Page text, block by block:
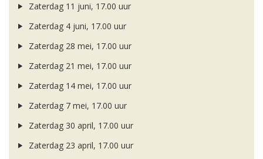
Zaterdag 11 juni, 17.00 uur
Zaterdag 4 juni, 17.00 uur
Zaterdag 28 mei, 17.00 uur
Zaterdag 21 mei, 17.00 uur
Zaterdag 14 mei, 17.00 uur
Zaterdag 7 mei, 17.00 uur
Zaterdag 30 april, 17.00 uur
Zaterdag 23 april, 17.00 uur